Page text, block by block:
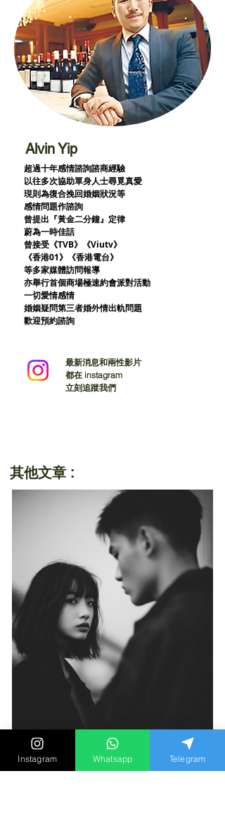
Alvin Yip
超過十年感情諮詢諮商經驗
以往多次協助單身人士尋覓真愛
現則為復合挽回婚姻狀況等
感情問題作諮詢
曾提出『黃金二分鐘』定律
蔚為一時佳話
曾接受《TVB》《Viutv》
《香港01》
《香港電台》
等多家媒體訪問報導
亦舉行首個商場極速約會派對活動
一切愛情感情
婚姻疑問第三者婚外情出軌問題
歡迎預約諮詢
最新消息和兩性影片
都在 instagram
立刻追蹤我們
其他文章 :
「如果同時愛上兩個人，請選
Instagram Whatsapp Telegram